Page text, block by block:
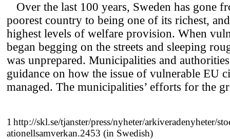
Over the last 100 years, Sweden has gone
poorest country to being one of its richest,
highest levels of welfare provision. When
began begging on the streets and sleeping
was unprepared. Municipalities and
guidance on how the issue of vulnerable EU
managed. The municipalities’ efforts for the
1 http://skl.se/tjanster/press/nyheter/arkiveradenyheter/
ationellsamverkan.2453 (in Swedish)